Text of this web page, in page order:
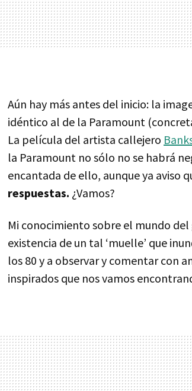
Aún hay más antes del inicio: la
idéntico al de la Paramount
La película del artista callejero
la Paramount no sólo no se habrá
encantada de ello, aunque ya aviso
respuestas. ¿Vamos?
Mi conocimiento sobre el mundo
existencia de un tal ‘muelle’ que
los 80 y a observar y comentar con
inspirados que nos vamos